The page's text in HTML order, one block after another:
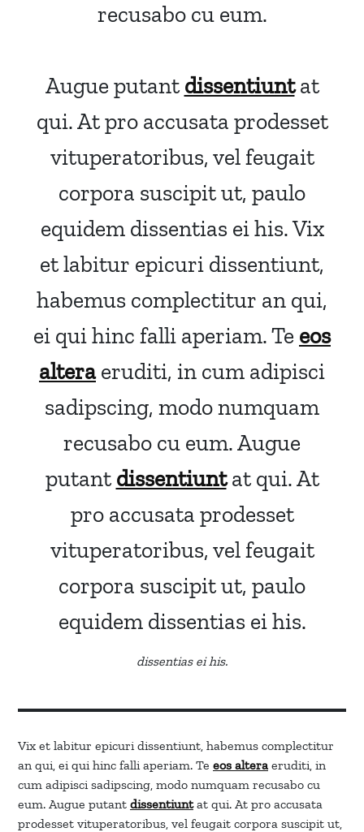
recusabo cu eum.
Augue putantdissentiuntat
qui. At pro accusata prodesset
vituperatoribus, vel feugait
corpora suscipit ut, paulo
equidem dissentias ei his. Vix
et labitur epicuri dissentiunt,
habemus complectitur an qui,
ei qui hinc falli aperiam. Te eos
alteraeruditi, in cum adipisci
sadipscing, modo numquam
recusabo cu eum. Augue
putantdissentiuntat qui. At
pro accusata prodesset
vituperatoribus, vel feugait
corpora suscipit ut, paulo
equidem dissentias ei his.
dissentias ei his.
Vix et labitur epicuri dissentiunt, habemus complectitur
an qui, ei qui hinc falli aperiam. Te eos altera eruditi, in
cum adipisci sadipscing, modo numquam recusabo cu
eum. Augue putant dissentiuntat qui. At pro accusata
prodesset vituperatoribus, vel feugait corpora suscipit ut,